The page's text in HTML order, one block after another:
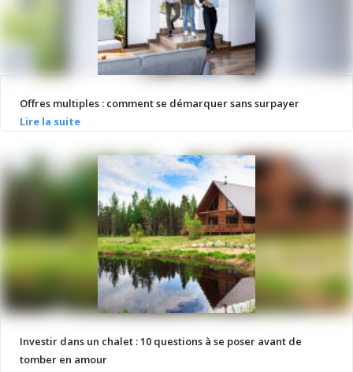
Offres multiples : comment se démarquer sans surpayer
Investir dans un chalet : 10 questions à se poser avant de
tomber en amour